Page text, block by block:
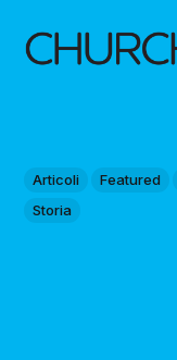
Articoli Featured
Storia